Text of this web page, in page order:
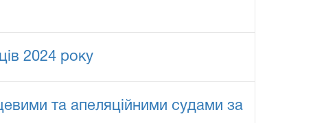
2024 року
та апеляційними судами за